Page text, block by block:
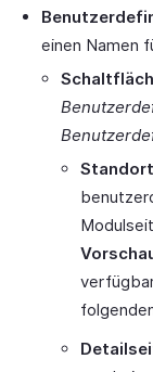
einen Namen